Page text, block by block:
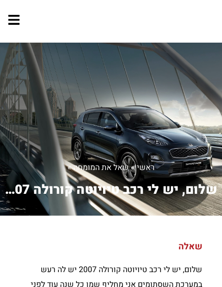
ראשי»שאל את המומחה»
שלום, יש לי רכב טיויוטה קורולה 2007 י...
שאלה
שלום, יש לי רכב טיויוטה קורולה 2007 יש לה רעש
במערכת השסתומים אני מחליף שמן כל שנה עוד לפני